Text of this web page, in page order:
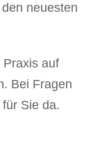
neuesten
auf
Bei Fragen
Sie da.